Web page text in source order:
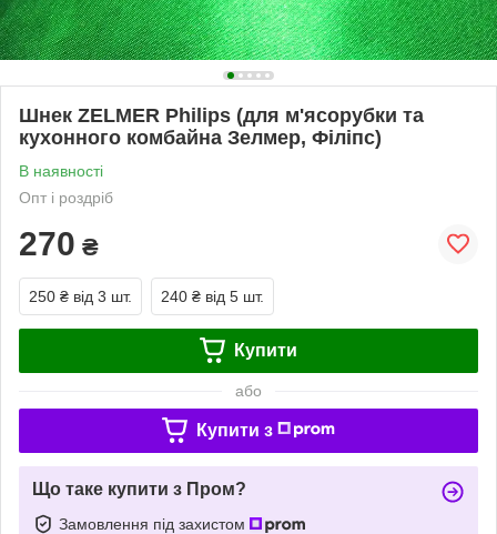
Шнек ZELMER Philips (для м'ясорубки та
кухонного комбайна Зелмер, Філіпс)
В наявності
Опт і роздріб
270 ₴
250 ₴ від 3 шт. 240 ₴ від 5 шт.
Купити
або
Купити з
Що таке купити з Пром?
Замовлення під захистом